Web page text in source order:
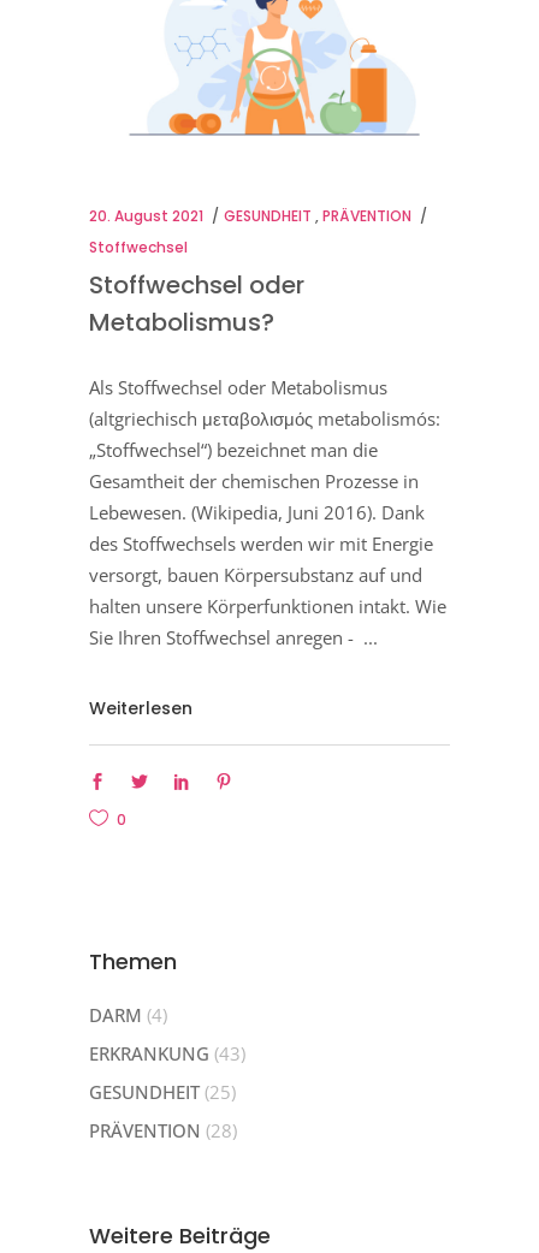
20. August 2021 GESUNDHEIT ,PRÄVENTION
Stoffwechsel
Stoffwechsel oder
Metabolismus?
Als Stoffwechsel oder Metabolismus
(altgriechisch μεταβολισμός metabolismós:
„Stoffwechsel“) bezeichnet man die
Gesamtheit der chemischen Prozesse in
Lebewesen. (Wikipedia, Juni 2016). Dank
des Stoffwechsels werden wir mit Energie
versorgt, bauen Körpersubstanz auf und
halten unsere Körperfunktionen intakt. Wie
Sie Ihren Stoffwechsel anregen -
Weiterlesen
0
Themen
DARM (4)
ERKRANKUNG (43)
GESUNDHEIT(25)
PRÄVENTION (28)
Weitere Beiträge